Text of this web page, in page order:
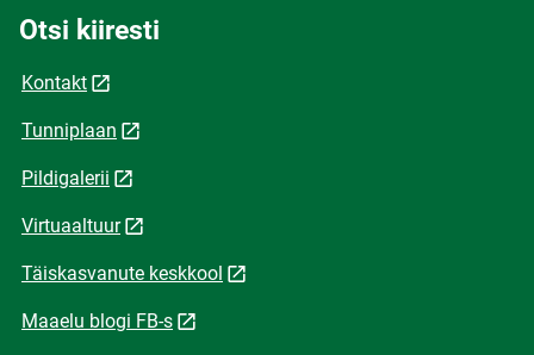
Otsi kiiresti
Kontakt
Tunniplaan
Pildigalerii
Virtuaaltuur
Täiskasvanute keskkool
Maaelu blogi FB-s